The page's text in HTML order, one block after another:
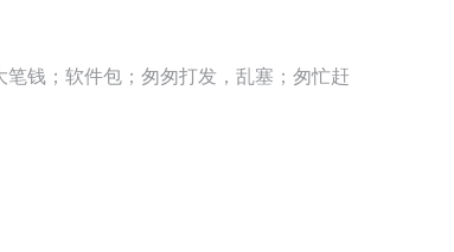
钱；软件包；匆匆打发，乱塞；匆忙赶